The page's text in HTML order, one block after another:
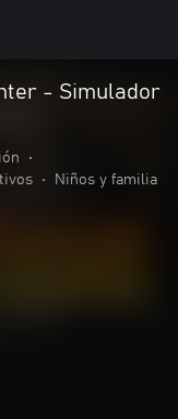
- Simulador
•
•
Niños y familia